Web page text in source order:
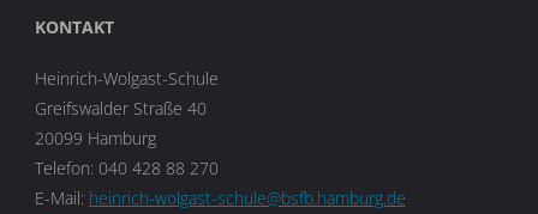
KONTAKT
Heinrich-Wolgast-Schule
Greifswalder Straße 40
20099 Hamburg
Telefon: 040 428 88 270
E-Mail: heinrich-wolgast-schule@bsfb.hamburg.de